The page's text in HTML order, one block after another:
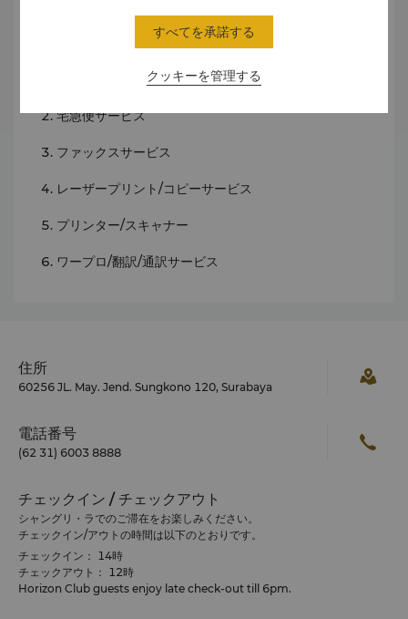
ファイリングサービス
宅急便サービス
ファックスサービス
レーザープリント/コピーサービス
プリンター/スキャナー
ワープロ/翻訳/通訳サービス
住所
60256 JL. May. Jend. Sungkono 120, Surabaya
電話番号
(62 31) 6003 8888
チェックイン / チェックアウト
シャングリ・ラでのご滞在をお楽しみください。
チェックイン/アウトの時間は以下のとおりです。
チェックイン： 14時
チェックアウト： 12時
Horizon Club guests enjoy late check-out till 6pm.
クッキーを管理する
すべてを承諾する